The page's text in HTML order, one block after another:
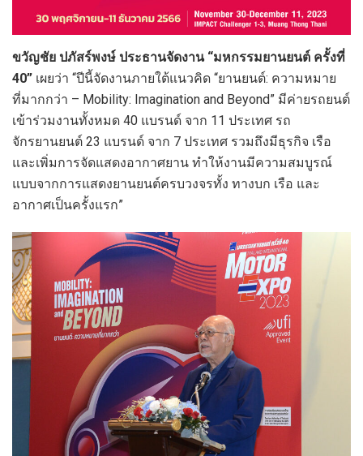
ขวัญชัย ปภัสร์พงษ์ ประธานจัดงาน “มหกรรมยานยนต์ ครั้งที่
40” เผยว่า “ปีนี้จัดงานภายใต้แนวคิด “ยานยนต์: ความหมาย
ที่มากกว่า – Mobility: Imagination and Beyond” มีค่ายรถยนต์
เข้าร่วมงานทั้งหมด 40 แบรนด์ จาก 11 ประเทศ รถ
จักรยานยนต์ 23 แบรนด์ จาก 7 ประเทศ รวมถึงมีธุรกิจ เรือ
และเพิ่มการจัดแสดงอากาศยาน ทำให้งานมีความสมบูรณ์
แบบจากการแสดงยานยนต์ครบวงจรทั้ง ทางบก เรือ และ
อากาศเป็นครั้งแรก”